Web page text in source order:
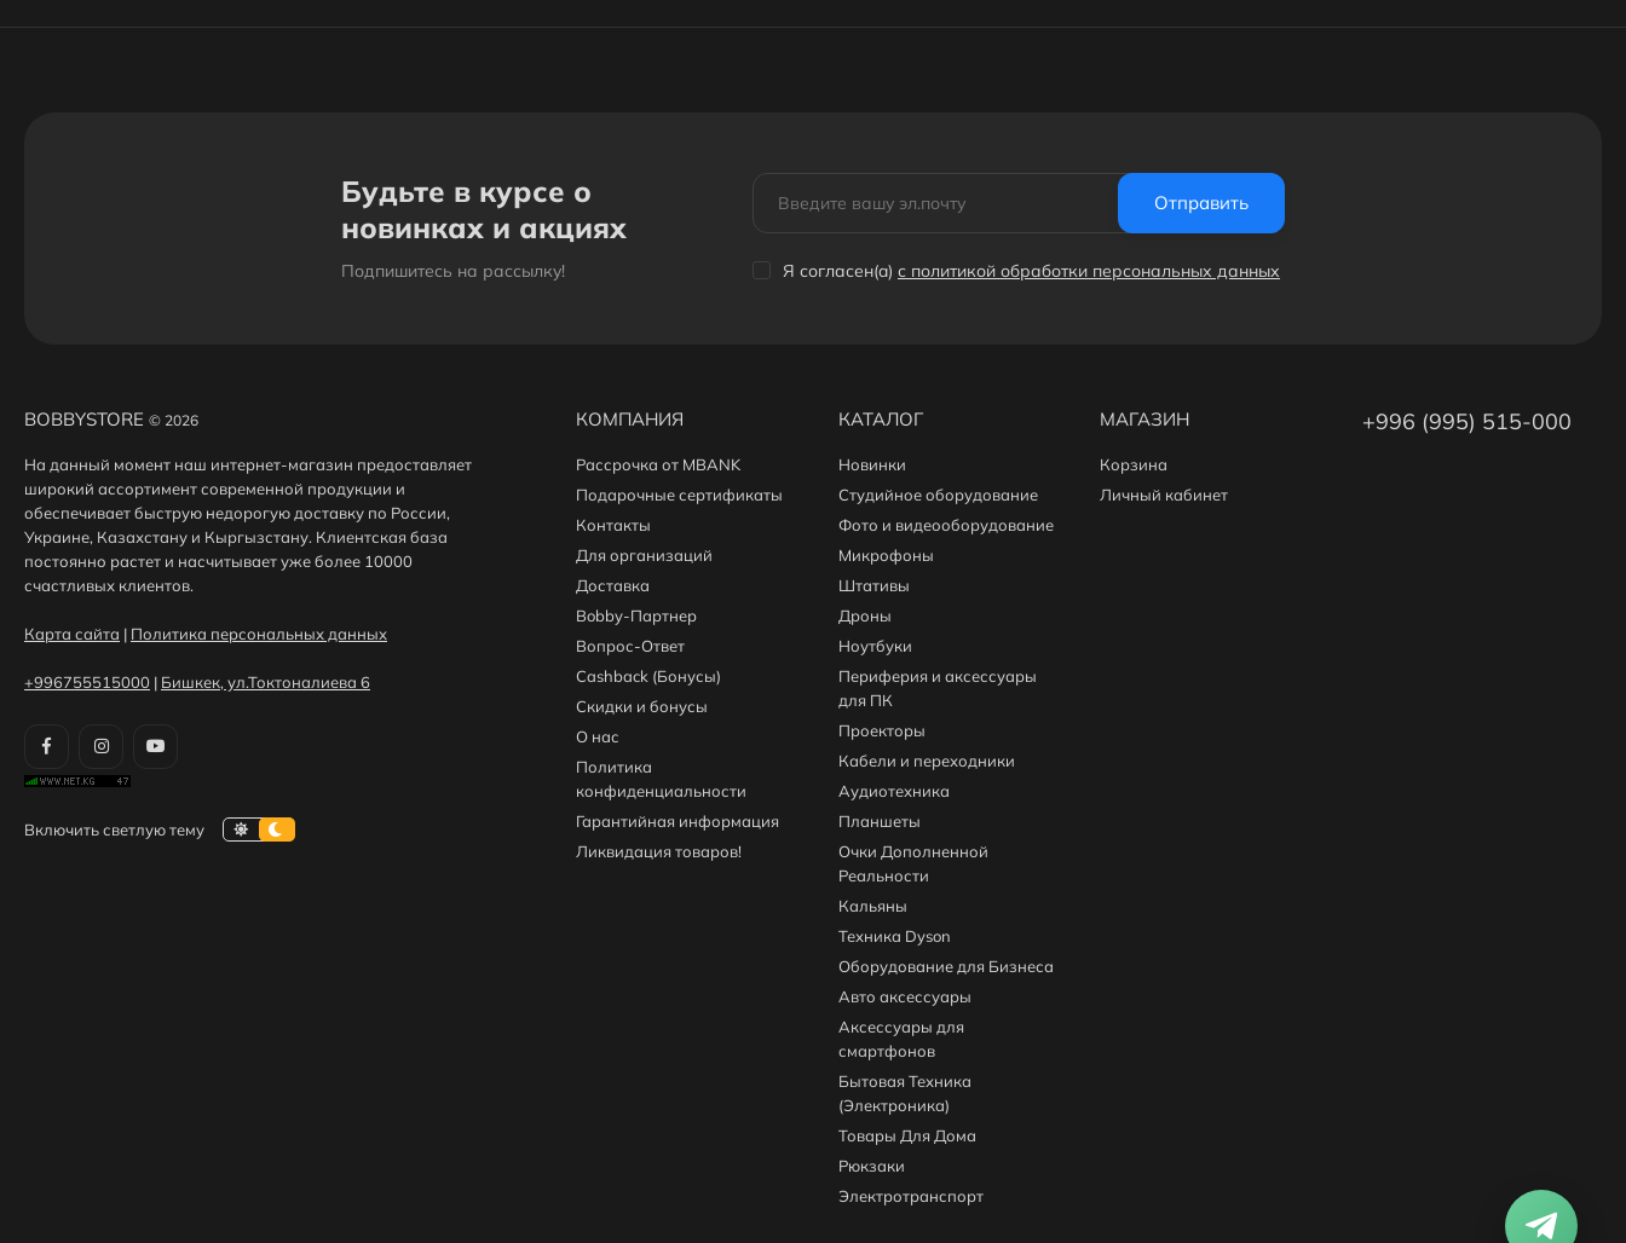
Будьте в курсе о
новинках и акциях
Подпишитесь на рассылкy!
Отправить
Я согласен(a) с политикой обработки персональных данных
BOBBYSTORE © 2026
На данный момент наш интернет-магазин предоставляет
широкий ассортимент современной продукции и
обеспечивает быструю недорогую доставку по России,
Украине, Казахстану и Кыргызстану. Клиентская база
постоянно растет и насчитывает уже более 10000
счастливых клиентов.
Карта сайта | Политика персональных данных
+996755515000 | Бишкек, ул.Токтоналиева 6
КОМПАНИЯ
Рассрочка от MBANK
Подарочные сертификаты
Контакты
Для организаций
Доставка
Bobby-Партнер
Вопрос-Ответ
Cashback (Бонусы)
Скидки и бонусы
О нас
Политика
конфиденциальности
Гарантийная информация
Ликвидация товаров!
КАТАЛОГ
Новинки
Студийное оборудование
Фото и видеооборудование
Микрофоны
Штативы
Дроны
Ноутбуки
Периферия и аксессуары
для ПК
Проекторы
Кабели и переходники
Аудиотехника
Планшеты
Очки Дополненной
Реальности
Кальяны
Техника Dyson
Оборудование для Бизнеса
Авто аксессуары
Аксессуары для
смартфонов
Бытовая Техника
(Электроника)
Товары Для Дома
Рюкзаки
Электротранспорт
МАГАЗИН
Корзина
Личный кабинет
+996 (995) 515-000